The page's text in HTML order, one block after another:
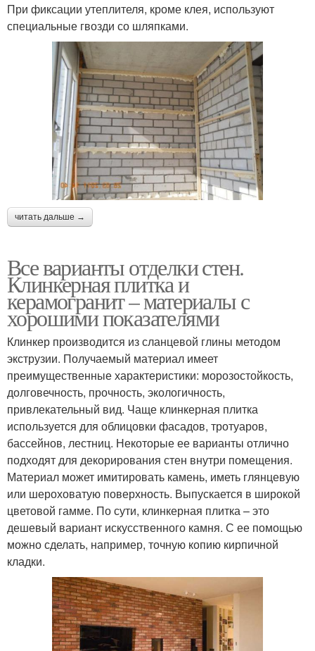
При фиксации утеплителя, кроме клея, используют
специальные гвозди со шляпками.
читать дальше →
Все варианты отделки стен.
Клинкерная плитка и
керамогранит – материалы с
хорошими показателями
Клинкер производится из сланцевой глины методом
экструзии. Получаемый материал имеет
преимущественные характеристики: морозостойкость,
долговечность, прочность, экологичность,
привлекательный вид. Чаще клинкерная плитка
используется для облицовки фасадов, тротуаров,
бассейнов, лестниц. Некоторые ее варианты отлично
подходят для декорирования стен внутри помещения.
Материал может имитировать камень, иметь глянцевую
или шероховатую поверхность. Выпускается в широкой
цветовой гамме. По сути, клинкерная плитка – это
дешевый вариант искусственного камня. С ее помощью
можно сделать, например, точную копию кирпичной
кладки.